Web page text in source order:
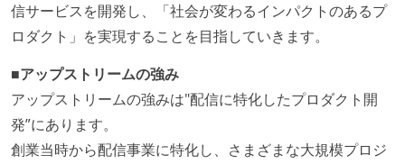
信サービスを開発し、「社会が変わるインパクトのあるプ
ロダクト」を実現することを目指していきます。
■アップストリームの強み
アップストリームの強みは"配信に特化したプロダクト開
発”にあります。
創業当時から配信事業に特化し、さまざまな大規模プロジ